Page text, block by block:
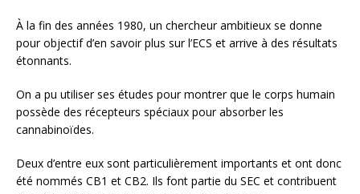
À la fin des années 1980, un chercheur ambitieux se donne
pour objectif d’en savoir plus sur l’ECS et arrive à des résultats
étonnants.
On a pu utiliser ses études pour montrer que le corps humain
possède des récepteurs spéciaux pour absorber les
cannabinoïdes.
Deux d’entre eux sont particulièrement importants et ont donc
été nommés CB1 et CB2. Ils font partie du SEC et contribuent